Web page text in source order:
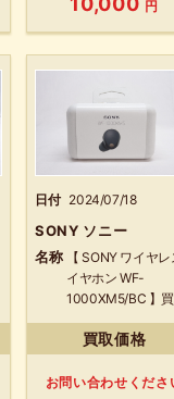
円
日付 2024/07/18
SONY ソニー
名称
【 SONY ワイヤレ
イヤホン WF-
1000XM5/BC 】
させていただきま
た！買取価格
お問い合わせくださ